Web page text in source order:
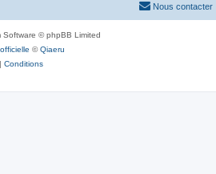
Nous contacter
Software © phpBB Limited
©Qiaeru
| Conditions